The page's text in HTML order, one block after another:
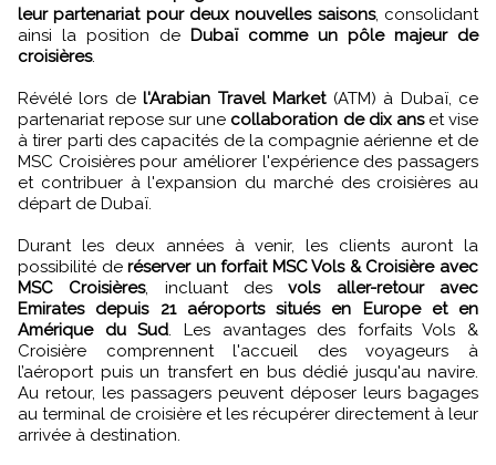
leur partenariat pour deux nouvelles saisons, consolidant
ainsi la position de Dubaï comme un pôle majeur de
croisières.
Révélé lors de l'Arabian Travel Market(ATM) à Dubaï, ce
partenariat repose sur une collaboration de dix anset vise
à tirer parti des capacités de la compagnie aérienne et de
MSC Croisières pour améliorer l'expérience des passagers
et contribuer à l'expansion du marché des croisières au
départ de Dubaï.
Durant les deux années à venir, les clients auront la
possibilité deréserver un forfait MSC Vols & Croisière avec
MSC Croisières, incluant desvols aller-retour avec
Emirates depuis 21 aéroports situés en Europe et en
Amérique du Sud . Les avantages des forfaits Vols &
Croisière comprennent l'accueil des voyageurs à
l’aéroport puis un transfert en bus dédié jusqu'au navire.
Au retour, les passagers peuvent déposer leurs bagages
au terminal de croisière et les récupérer directement à leur
arrivée à destination.